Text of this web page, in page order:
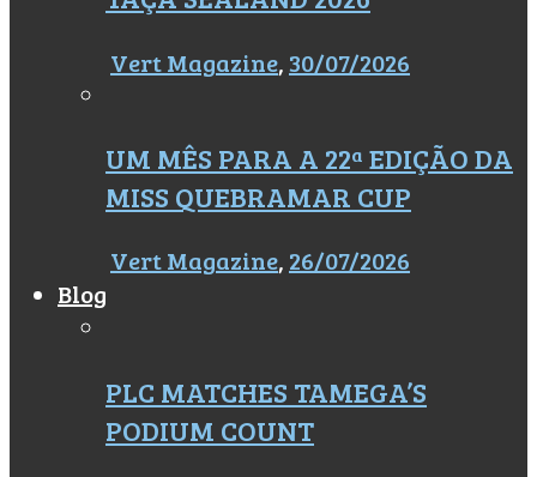
Vert Magazine, 30/07/2026
UM MÊS PARA A 22ª EDIÇÃO DA
MISS QUEBRAMAR CUP
Vert Magazine, 26/07/2026
Blog
PLC MATCHES TAMEGA’S
PODIUM COUNT